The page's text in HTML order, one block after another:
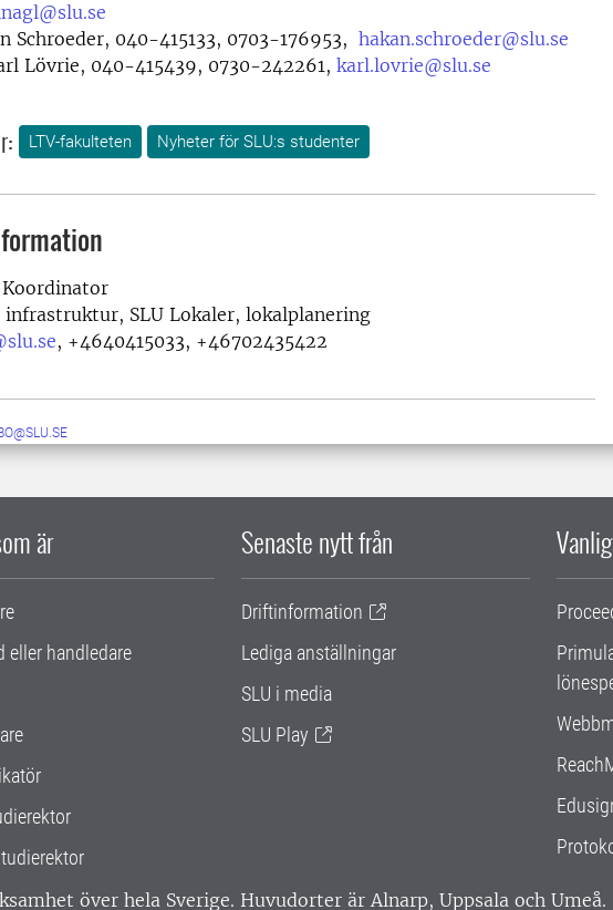
Schroeder, 040-415133, 0703-176953, hakan.schroeder@slu.se
Lövrie, 040-415439, 0730-242261, karl.lovrie@slu.se
LTV-fakulteten Nyheter för SLU:s studenter
Koordinator
SLU Lokaler, lokalplanering
, +4640415033, +46702435422
är
eller handledare
Senaste nytt från
Driftinformation
Lediga anställningar
SLU i media
SLU Play
över hela Sverige. Huvudorter är Alnarp, Uppsala och Umeå.